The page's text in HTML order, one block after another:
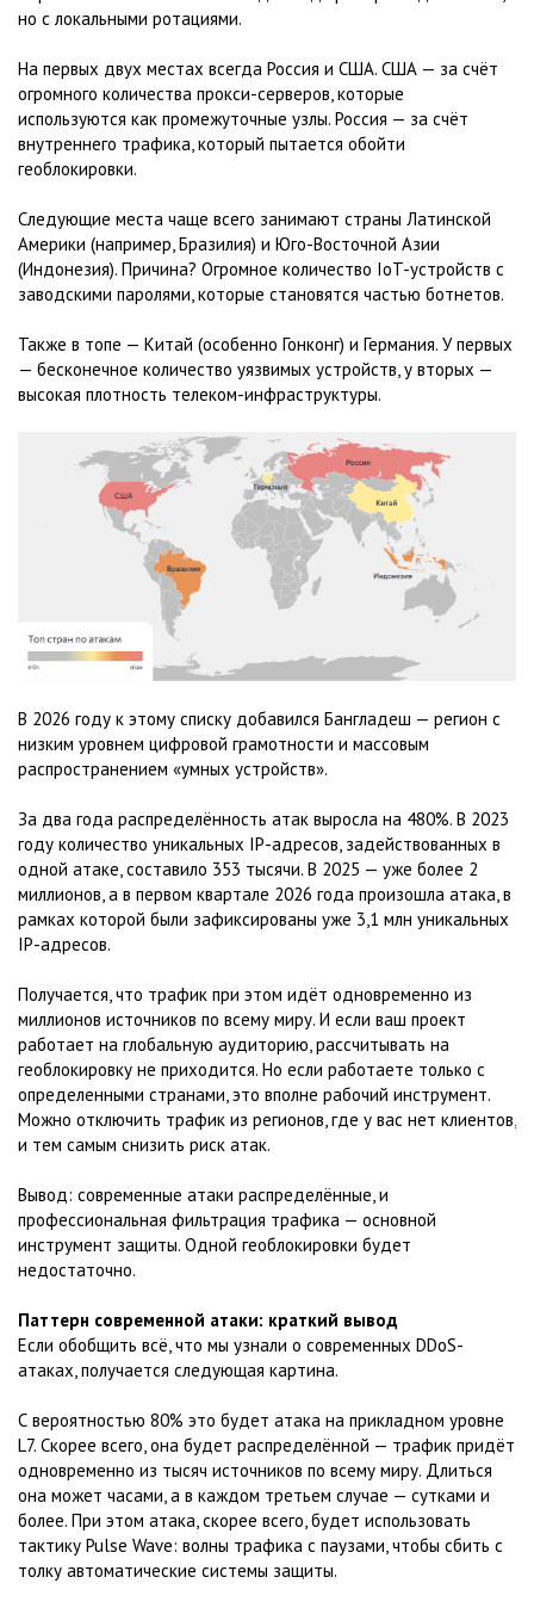
но с локальными ротациями.
На первых двух местах всегда Россия и США. США — за счёт
огромного количества прокси-серверов, которые
используются как промежуточные узлы. Россия — за счёт
внутреннего трафика, который пытается обойти
геоблокировки.
Следующие места чаще всего занимают страны Латинской
Америки (например, Бразилия) и Юго-Восточной Азии
(Индонезия). Причина? Огромное количество IoT-устройств с
заводскими паролями, которые становятся частью ботнетов.
Также в топе — Китай (особенно Гонконг) и Германия. У первых
— бесконечное количество уязвимых устройств, у вторых —
высокая плотность телеком-инфраструктуры.
В 2026 году к этому списку добавился Бангладеш — регион с
низким уровнем цифровой грамотности и массовым
распространением «умных устройств».
За два года распределённость атак выросла на 480%. В 2023
году количество уникальных IP-адресов, задействованных в
одной атаке, составило 353 тысячи. В 2025 — уже более 2
миллионов, а в первом квартале 2026 года произошла атака, в
рамках которой были зафиксированы уже 3,1 млн уникальных
IP-адресов.
Получается, что трафик при этом идёт одновременно из
миллионов источников по всему миру. И если ваш проект
работает на глобальную аудиторию, рассчитывать на
геоблокировку не приходится. Но если работаете только с
определенными странами, это вполне рабочий инструмент.
Можно отключить трафик из регионов, где у вас нет клиентов,
и тем самым снизить риск атак.
Вывод: современные атаки распределённые, и
профессиональная фильтрация трафика — основной
инструмент защиты. Одной геоблокировки будет
недостаточно.
Паттерн современной атаки: краткий вывод
Если обобщить всё, что мы узнали о современных DDoS-
атаках, получается следующая картина.
С вероятностью 80% это будет атака на прикладном уровне
L7. Скорее всего, она будет распределённой — трафик придёт
одновременно из тысяч источников по всему миру. Длиться
она может часами, а в каждом третьем случае — сутками и
более. При этом атака, скорее всего, будет использовать
тактику Pulse Wave: волны трафика с паузами, чтобы сбить с
толку автоматические системы защиты.